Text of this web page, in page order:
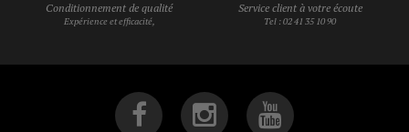
Conditionnement de qualité
Expérience et efficacité,
Service client à votre écoute
Tel : 02 41 35 10 90